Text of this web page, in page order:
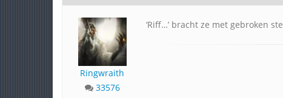
Ringwraith
33576
‘Riff…’ bracht ze met gebroken